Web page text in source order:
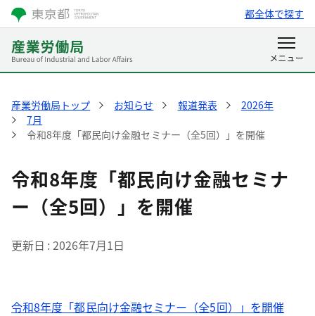
都全体で探す
産業労働局トップ お知らせ 報道発表
2026年
7月
令和8年度「都民向け金融セミナー（全5回）」を開催
令和8年度「都民向け金融セミナ
ー（全5回）」を開催
更新日 2026年7月1日
令和8年度「都民向け金融セミナー（全5回）」を開催